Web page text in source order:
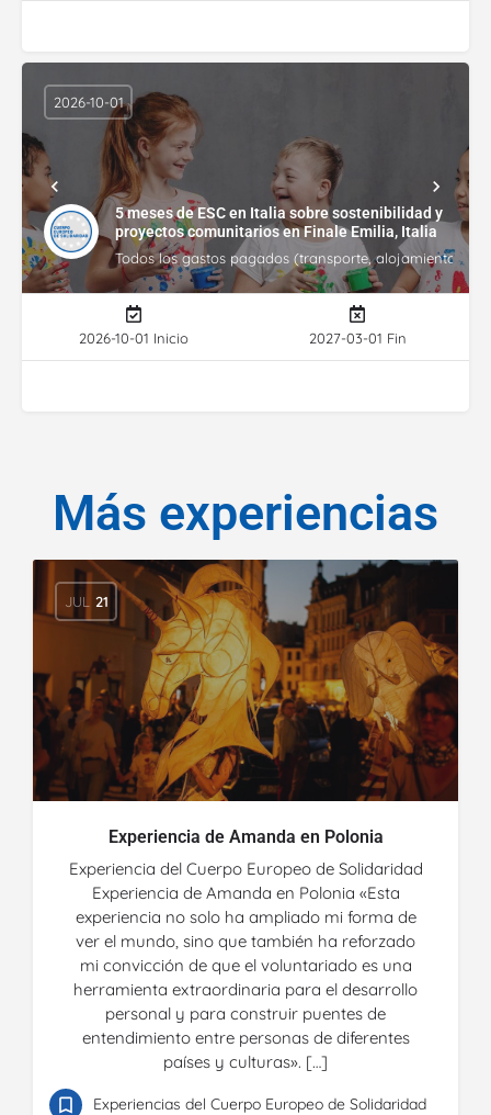
5 meses de ESC en Italia sobre sostenibilidad y
proyectos comunitarios en Finale Emilia, Italia
Todos los gastos pagados (transporte, alojamiento,
2026-10-01
2026-10-01 Inicio 2027-03-01 Fin
Más experiencias
JUL 21
Experiencia de Amanda en Polonia
Experiencia del Cuerpo Europeo de Solidaridad
Experiencia de Amanda en Polonia «Esta
experiencia no solo ha ampliado mi forma de
ver el mundo, sino que también ha reforzado
mi convicción de que el voluntariado es una
herramienta extraordinaria para el desarrollo
personal y para construir puentes de
entendimiento entre personas de diferentes
países y culturas». […]
Experiencias del Cuerpo Europeo de Solidaridad